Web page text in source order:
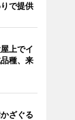
で提供
上でイ
種、来
ざぐる